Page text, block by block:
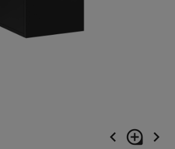
navigate_before loupe navigate_next